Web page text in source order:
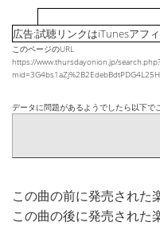
広告:試聴リンクはiTunesアフ
このページのURL
https://www.thursdayonion.jp/search.php?
データに問題があるようでしたら以下
この曲の前に発売された
この曲の後に発売された